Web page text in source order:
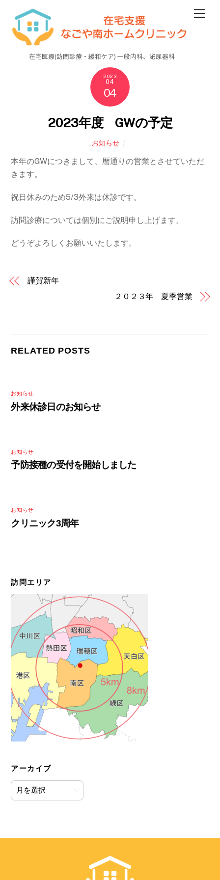
content
在宅医療(訪問診療・緩和ケア) 一般内科、泌尿器科
2023
04
04
2023年度 GWの予定
お知らせ
本年のGWにつきまして、暦通りの営業とさせていただ
きます。
祝日休みのため5/3外来は休診です。
訪問診療については個別にご説明申し上げます。
どうぞよろしくお願いいたします。
謹賀新年
２０２３年 夏季営業
RELATED POSTS
お知らせ
外来休診日のお知らせ
お知らせ
予防接種の受付を開始しました
お知らせ
クリニック3周年
訪問エリア
アーカイブ
ア
ー
ブ